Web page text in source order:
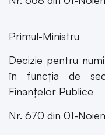
Primul-Ministru
Decizie pentru
în funcția de
Finanțelor Publice
Nr. 670 din 01-